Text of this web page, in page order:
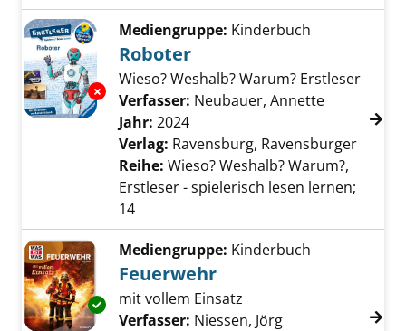
Exemplar-Details von Roboter anzeigen
Mediengruppe: Kinderbuch
Roboter
Wieso? Weshalb? Warum? Erstleser
Verfasser: Neubauer, Annette
Jahr: 2024
Verlag: Ravensburg, Ravensburger
Reihe: Wieso? Weshalb? Warum?,
Erstleser - spielerisch lesen lernen;
14
Exemplar-Details von Feuerwehr anzeigen
Mediengruppe: Kinderbuch
Feuerwehr
mit vollem Einsatz
Verfasser: Niessen, Jörg Suche nach